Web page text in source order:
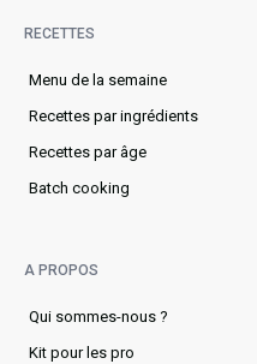
RECETTES
Menu de la semaine​
Recettes par ingrédients
Recettes par âge
Batch cooking
A PROPOS
Qui sommes-nous ?
Kit pour les pro